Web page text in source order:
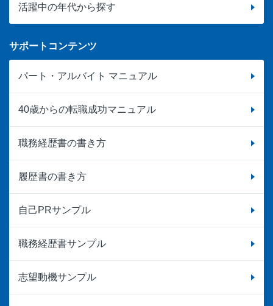
活躍中の年代から探す
サポートコンテンツ
パート・アルバイト マニュアル
40歳からの転職成功マニュアル
職務経歴書の書き方
履歴書の書き方
自己PRサンプル
職務経歴書サンプル
志望動機サンプル